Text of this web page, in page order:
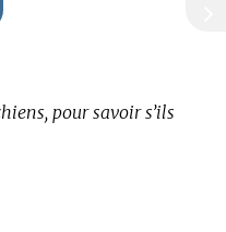
pour savoir s’ils